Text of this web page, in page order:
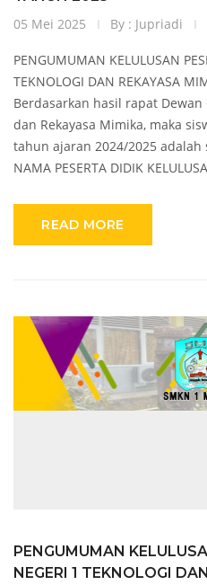
05 Mei 2025
By : Jupriadi
PENGUMUMAN KELULUSAN
TEKNOLOGI DAN REKAYASA
Berdasarkan hasil rapat
dan Rekayasa Mimika, maka
tahun ajaran 2024/2025 adalah
NAMA PESERTA DIDIK
READ MORE
PENGUMUMAN
NEGERI 1 TEKNOLOGI